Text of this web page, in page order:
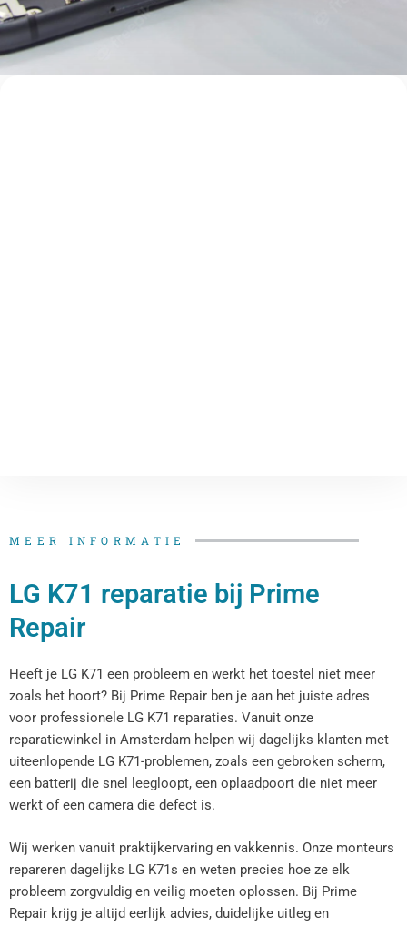
MEER INFORMATIE
LG K71 reparatie bij Prime
Repair
Heeft je LG K71 een probleem en werkt het toestel niet meer
zoals het hoort? Bij Prime Repair ben je aan het juiste adres
voor professionele LG K71 reparaties. Vanuit onze
reparatiewinkel in Amsterdam helpen wij dagelijks klanten met
uiteenlopende LG K71-problemen, zoals een gebroken scherm,
een batterij die snel leegloopt, een oplaadpoort die niet meer
werkt of een camera die defect is.
Wij werken vanuit praktijkervaring en vakkennis. Onze monteurs
repareren dagelijks LG K71s en weten precies hoe ze elk
probleem zorgvuldig en veilig moeten oplossen. Bij Prime
Repair krijg je altijd eerlijk advies, duidelijke uitleg en